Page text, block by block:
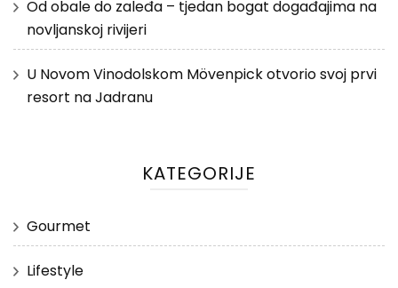
Od obale do zaleđa – tjedan bogat događajima na
novljanskoj rivijeri
U Novom Vinodolskom Mövenpick otvorio svoj prvi
resort na Jadranu
KATEGORIJE
Gourmet
Lifestyle